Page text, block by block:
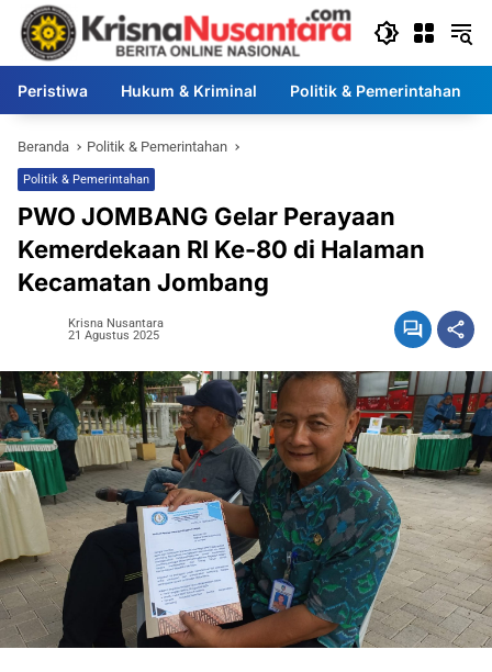
Langsung
konten
Peristiwa Hukum & Kriminal Politik & Pemerintahan
Beranda Politik & Pemerintahan
Politik & Pemerintahan
PWO JOMBANG Gelar Perayaan
Kemerdekaan RI Ke-80 di Halaman
Kecamatan Jombang
Krisna Nusantara
21 Agustus 2025